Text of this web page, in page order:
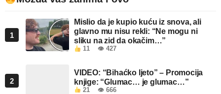
1
Mislio da je kupio kuću iz snova, ali
glavno mu nisu rekli: “Ne mogu ni
sliku na zid da okačim…”
11 👁 427
2
VIDEO: “Bihaćko ljeto” – Promocija
knjige: “Glumac… je glumac…”
21 👁 666